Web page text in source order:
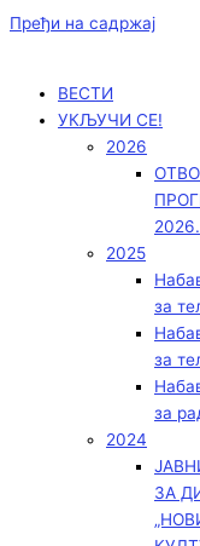
Пређи на садржај
ВЕСТИ
УКЉУЧИ СЕ!
2026
2026.
2025
за
за
за
2024
ЗА